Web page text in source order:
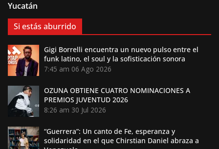
Yucatán
Si estás aburrido
Gigi Borrelli encuentra un nuevo pulso entre el
funk latino, el soul y la sofisticación sonora
7:45 am 06 Ago 2026
OZUNA OBTIENE CUATRO NOMINACIONES A
PREMIOS JUVENTUD 2026
8:26 am 30 Jul 2026
“Guerrera”: Un canto de Fe, esperanza y
solidaridad en el que Chirstian Daniel abraza a